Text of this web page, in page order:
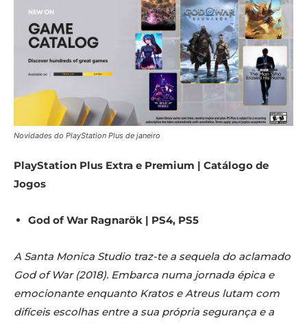
Novidades do PlayStation Plus de janeiro
PlayStation Plus Extra e Premium | Catálogo de
Jogos
God of War Ragnarök | PS4, PS5
A Santa Monica Studio traz-te a sequela do aclamado
God of War (2018). Embarca numa jornada épica e
emocionante enquanto Kratos e Atreus lutam com
difíceis escolhas entre a sua própria segurança e a